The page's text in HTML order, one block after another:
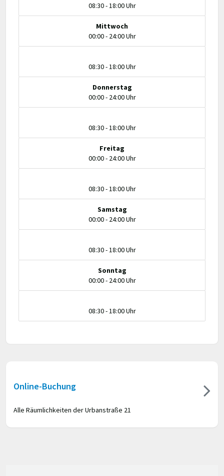
08:30 - 18:00 Uhr
Mittwoch
00:00 - 24:00 Uhr
08:30 - 18:00 Uhr
Donnerstag
00:00 - 24:00 Uhr
08:30 - 18:00 Uhr
Freitag
00:00 - 24:00 Uhr
08:30 - 18:00 Uhr
Samstag
00:00 - 24:00 Uhr
08:30 - 18:00 Uhr
Sonntag
00:00 - 24:00 Uhr
08:30 - 18:00 Uhr
Online-Buchung
Alle Räumlichkeiten der Urbanstraße 21